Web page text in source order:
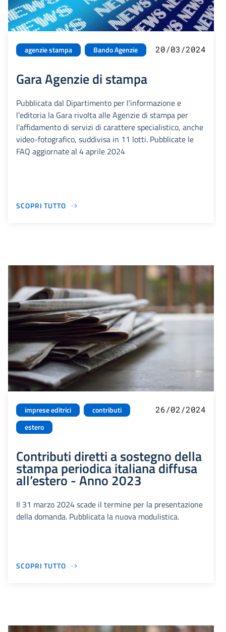
agenzie stampa Bando Agenzie 20/03/2024
Gara Agenzie di stampa
Pubblicata dal Dipartimento per l’informazione e
l’editoria la Gara rivolta alle Agenzie di stampa per
l’affidamento di servizi di carattere specialistico, anche
video-fotografico, suddivisa in 11 lotti. Pubblicate le
FAQ aggiornate al 4 aprile 2024
SCOPRI TUTTO
imprese editrici
contributi
estero
26/02/2024
Contributi diretti a sostegno della
stampa periodica italiana diffusa
all’estero - Anno 2023
Il 31 marzo 2024 scade il termine per la presentazione
della domanda. Pubblicata la nuova modulistica.
SCOPRI TUTTO